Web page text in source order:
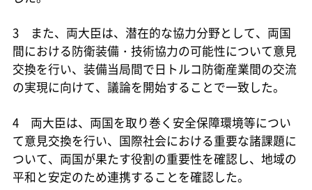
3 また、両大臣は、潜在的な協力分野として、両国
間における防衛装備・技術協力の可能性について意見
交換を行い、装備当局間で日トルコ防衛産業間の交流
の実現に向けて、議論を開始することで一致した。
4 両大臣は、両国を取り巻く安全保障環境等につい
て意見交換を行い、国際社会における重要な諸課題に
ついて、両国が果たす役割の重要性を確認し、地域の
平和と安定のため連携することを確認した。